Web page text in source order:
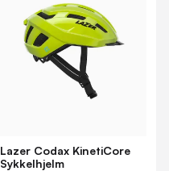
Lazer Codax KinetiCore
Sykkelhjelm